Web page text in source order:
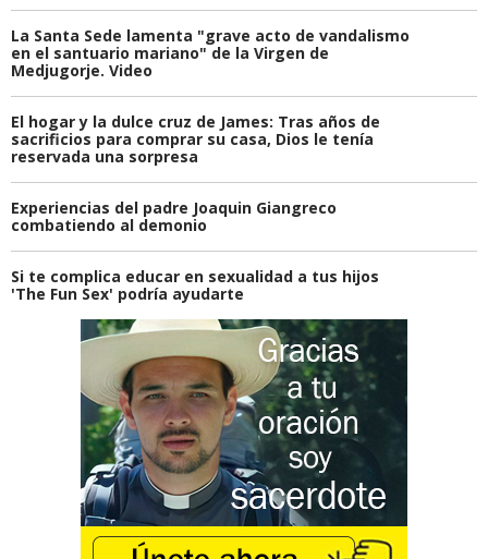
La Santa Sede lamenta "grave acto de vandalismo
en el santuario mariano" de la Virgen de
Medjugorje. Video
El hogar y la dulce cruz de James: Tras años de
sacrificios para comprar su casa, Dios le tenía
reservada una sorpresa
Experiencias del padre Joaquin Giangreco
combatiendo al demonio
Si te complica educar en sexualidad a tus hijos
'The Fun Sex' podría ayudarte